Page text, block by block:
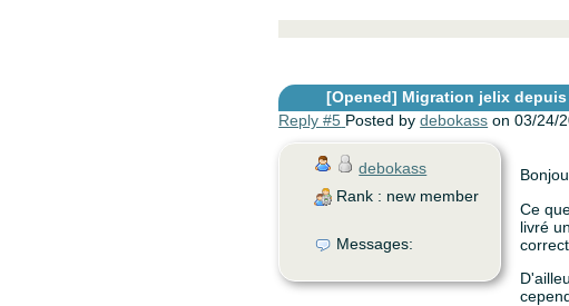
[Opened] Migration jelix depuis
Reply #5 Posted bydebokass on 03/24/
debokass
Rank : new member
Messages:
Ce
livré